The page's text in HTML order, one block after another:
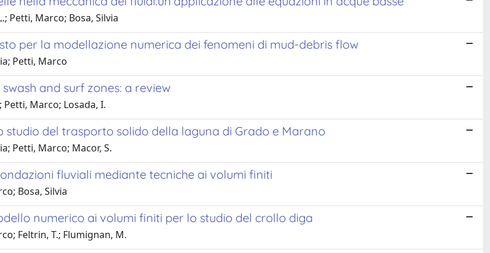
Petti, Marco; Bosa, Silvia
per la modellazione numerica dei fenomeni di mud-debris flow
Petti, Marco
and surf zones: a review
Petti, Marco; Losada, I.
studio del trasporto solido della laguna di Grado e Marano
Petti, Marco; Macor, S.
fluviali mediante tecniche ai volumi finiti
Bosa, Silvia
numerico ai volumi finiti per lo studio del crollo diga
Feltrin, T.; Flumignan, M.